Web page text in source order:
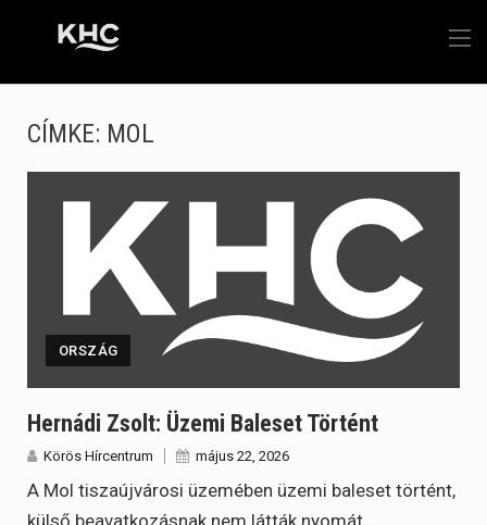
CÍMKE: MOL
ORSZÁG
Hernádi Zsolt: Üzemi Baleset Történt
Körös Hírcentrum május 22, 2026
A Mol tiszaújvárosi üzemében üzemi baleset történt,
külső beavatkozásnak nem látták nyomát…